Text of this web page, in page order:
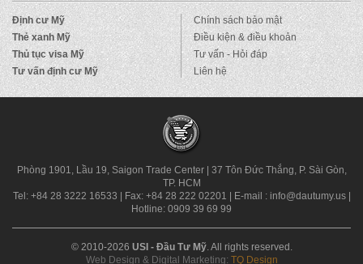
Định cư Mỹ
Thẻ xanh Mỹ
Thủ tục visa Mỹ
Tư vấn định cư Mỹ
Chính sách bảo mật
Điều kiện & điều khoản
Tư vấn - Hỏi đáp
Liên hệ
Phòng 1901, Lầu 19, Saigon Trade Center
37 Tôn Đức Thắng, P. Sài Gòn,
TP. HCM
Tel: +84 28 3222 16533
Fax: +84 28 222 02201 E-mail : info@dautumy.us|
Hotline: 0909 39 69 99
© 2010-2026 USI - Đầu Tư Mỹ. All rights reserved.
Web Design & Digital Marketing: TQ Design